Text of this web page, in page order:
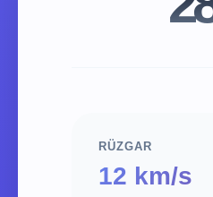
RÜZGAR
12 km/s